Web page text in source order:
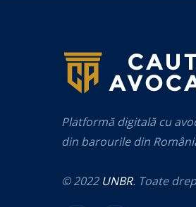
Platformă digitală cu
din barourile din
© 2022 UNBR. Toate